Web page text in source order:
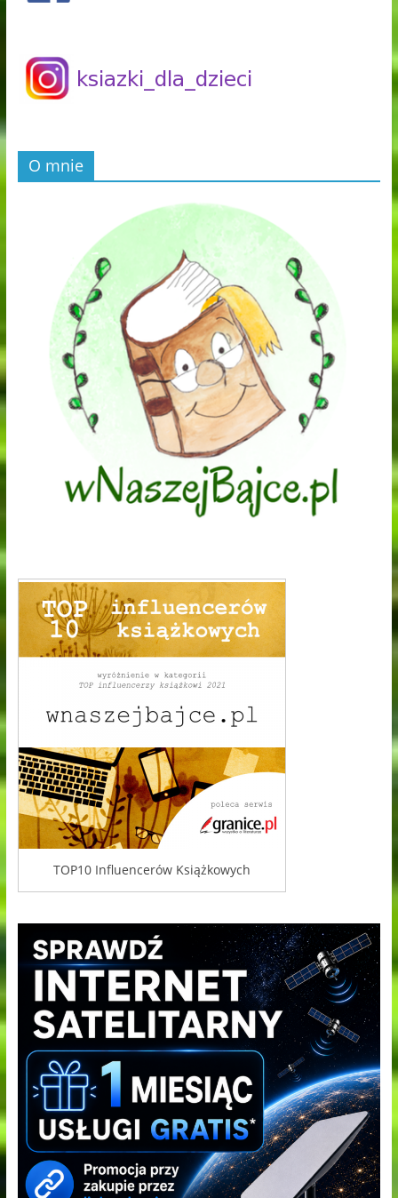
O mnie
TOP10 Influencerów Książkowych